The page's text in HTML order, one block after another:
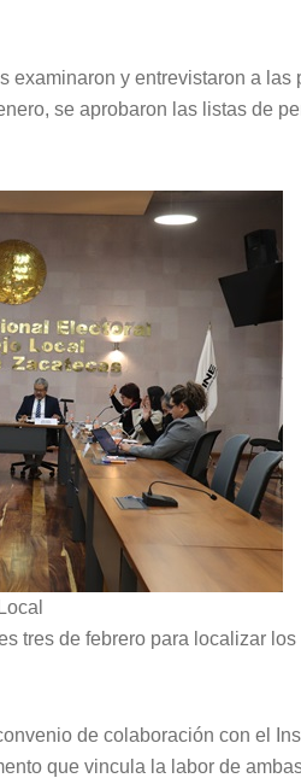
examinaron y entrevistaron a las
se aprobaron las listas de
tres de febrero para localizar
de colaboración con el
que vincula la labor de